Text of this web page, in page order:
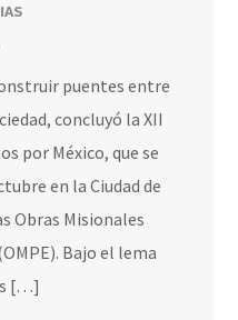
puentes entre
concluyó la XII
por México, que se
en la Ciudad de
Obras Misionales
Bajo el lema
[…]